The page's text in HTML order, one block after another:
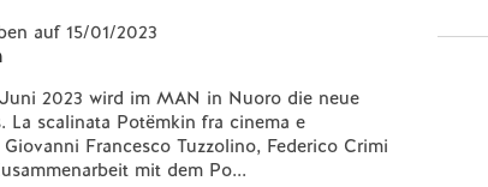
auf 15/01/2023
2023 wird im MAN in Nuoro die neue
La scalinata Potëmkin fra cinema e
Francesco Tuzzolino, Federico Crimi
mit dem Po...